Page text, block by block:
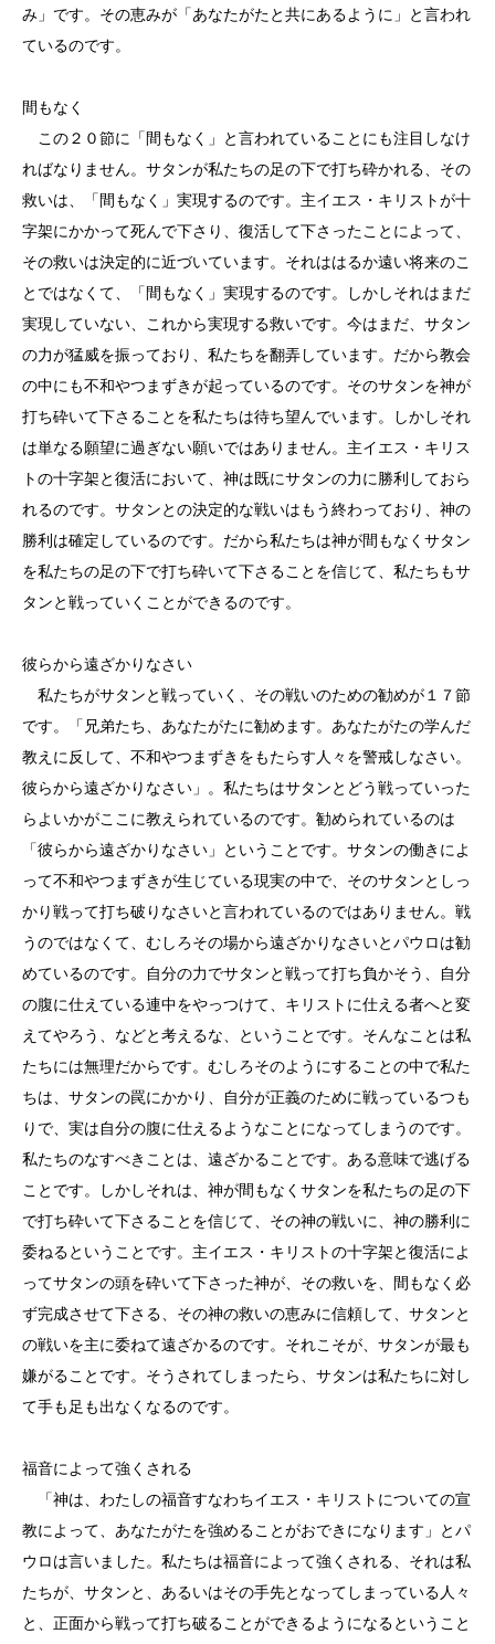
み」です。その恵みが「あなたがたと共にあるように」と言われ
ているのです。
間もなく
この２０節に「間もなく」と言われていることにも注目しなけ
ればなりません。サタンが私たちの足の下で打ち砕かれる、その
救いは、「間もなく」実現するのです。主イエス・キリストが十
字架にかかって死んで下さり、復活して下さったことによって、
その救いは決定的に近づいています。それははるか遠い将来のこ
とではなくて、「間もなく」実現するのです。しかしそれはまだ
実現していない、これから実現する救いです。今はまだ、サタン
の力が猛威を振っており、私たちを翻弄しています。だから教会
の中にも不和やつまずきが起っているのです。そのサタンを神が
打ち砕いて下さることを私たちは待ち望んでいます。しかしそれ
は単なる願望に過ぎない願いではありません。主イエス・キリス
トの十字架と復活において、神は既にサタンの力に勝利しておら
れるのです。サタンとの決定的な戦いはもう終わっており、神の
勝利は確定しているのです。だから私たちは神が間もなくサタン
を私たちの足の下で打ち砕いて下さることを信じて、私たちもサ
タンと戦っていくことができるのです。
彼らから遠ざかりなさい
私たちがサタンと戦っていく、その戦いのための勧めが１７節
です。「兄弟たち、あなたがたに勧めます。あなたがたの学んだ
教えに反して、不和やつまずきをもたらす人々を警戒しなさい。
彼らから遠ざかりなさい」。私たちはサタンとどう戦っていった
らよいかがここに教えられているのです。勧められているのは
「彼らから遠ざかりなさい」ということです。サタンの働きによ
って不和やつまずきが生じている現実の中で、そのサタンとしっ
かり戦って打ち破りなさいと言われているのではありません。戦
うのではなくて、むしろその場から遠ざかりなさいとパウロは勧
めているのです。自分の力でサタンと戦って打ち負かそう、自分
の腹に仕えている連中をやっつけて、キリストに仕える者へと変
えてやろう、などと考えるな、ということです。そんなことは私
たちには無理だからです。むしろそのようにすることの中で私た
ちは、サタンの罠にかかり、自分が正義のために戦っているつも
りで、実は自分の腹に仕えるようなことになってしまうのです。
私たちのなすべきことは、遠ざかることです。ある意味で逃げる
ことです。しかしそれは、神が間もなくサタンを私たちの足の下
で打ち砕いて下さることを信じて、その神の戦いに、神の勝利に
委ねるということです。主イエス・キリストの十字架と復活によ
ってサタンの頭を砕いて下さった神が、その救いを、間もなく必
ず完成させて下さる、その神の救いの恵みに信頼して、サタンと
の戦いを主に委ねて遠ざかるのです。それこそが、サタンが最も
嫌がることです。そうされてしまったら、サタンは私たちに対し
て手も足も出なくなるのです。
福音によって強くされる
「神は、わたしの福音すなわちイエス・キリストについての宣
教によって、あなたがたを強めることがおできになります」とパ
ウロは言いました。私たちは福音によって強くされる、それは私
たちが、サタンと、あるいはその手先となってしまっている人々
と、正面から戦って打ち破ることができるようになるということ